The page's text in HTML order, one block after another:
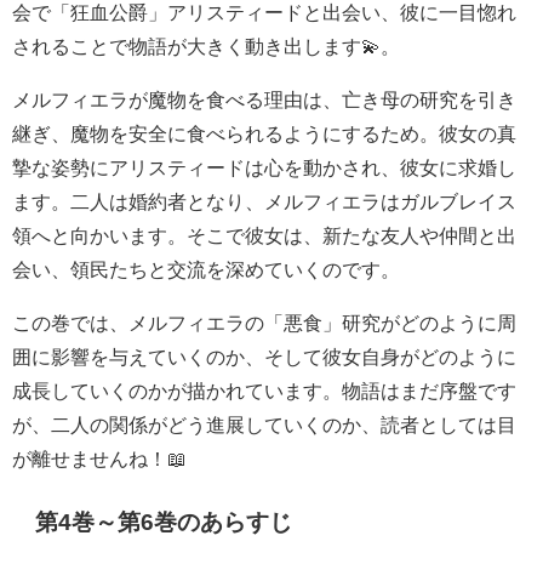
会で「狂血公爵」アリスティードと出会い、彼に一目惚れ
されることで物語が大きく動き出します💫。
メルフィエラが魔物を食べる理由は、亡き母の研究を引き
継ぎ、魔物を安全に食べられるようにするため。彼女の真
摯な姿勢にアリスティードは心を動かされ、彼女に求婚し
ます。二人は婚約者となり、メルフィエラはガルブレイス
領へと向かいます。そこで彼女は、新たな友人や仲間と出
会い、領民たちと交流を深めていくのです。
この巻では、メルフィエラの「悪食」研究がどのように周
囲に影響を与えていくのか、そして彼女自身がどのように
成長していくのかが描かれています。物語はまだ序盤です
が、二人の関係がどう進展していくのか、読者としては目
が離せませんね！📖
第4巻～第6巻のあらすじ